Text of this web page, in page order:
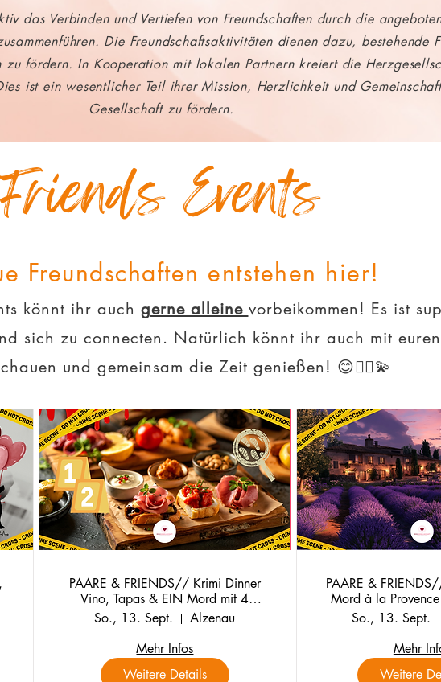
das Verbinden und Vertiefen von Freundschaften durch die
Die Freundschaftsaktivitäten dienen dazu, bestehende
zu fördern. In Kooperation mit lokalen Partnern kreiert die
ist ein wesentlicher Teil ihrer Mission, Herzlichkeit und
Gesellschaft zu fördern.
Events
Freundschaften entstehen hier!
könnt ihr auch gerne alleine vorbeikommen! Es ist
sich zu connecten. Natürlich könnt ihr auch mit
und gemeinsam die Zeit genießen! 😊👯‍♂️💫
PAARE & FRIENDS// Krimi Dinner
Vino, Tapas & EIN Mord mit 4
Gänge an Tapasvariationen
So., 13. Sept.
Alzenau
Mehr Infos
Weitere Details
PAARE &
Mord à la
Menü
So., 13. Sept.
Mehr
Weitere